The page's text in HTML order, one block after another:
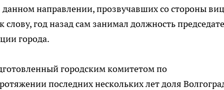
данном направлении, прозвучавших со стороны
год назад сам занимал должность
города.
городским комитетом по
последних нескольких лет доля